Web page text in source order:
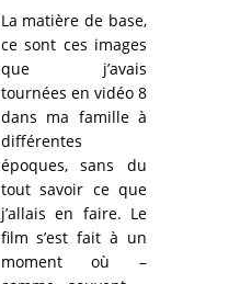
La matière de base,
ce sont ces images
que j’avais
tournées en vidéo 8
dans ma famille à
différentes
époques, sans du
tout savoir ce que
j’allais en faire. Le
film s’est fait à un
moment où –